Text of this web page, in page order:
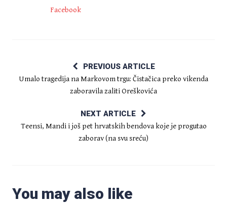
Facebook
PREVIOUS ARTICLE
Umalo tragedija na Markovom trgu: Čistačica preko vikenda
zaboravila zaliti Oreškovića
NEXT ARTICLE
Teensi, Mandi i još pet hrvatskih bendova koje je progutao
zaborav (na svu sreću)
You may also like